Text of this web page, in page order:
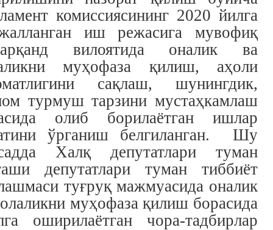
комиссиясининг 2020 йилга
иш режасига мувофиқ
вилоятида оналик ва
муҳофаза қилиш, аҳоли
сақлаш, шунингдик,
турмуш тарзини мустаҳкамлаш
олиб борилаётган ишлар
ўрганиш белгиланган. Шу
Халқ депутатлари туман
депутатлари туман тиббиёт
туғруқ мажмуасида оналик
муҳофаза қилиш борасида
оширилаётган чора-тадбирлар